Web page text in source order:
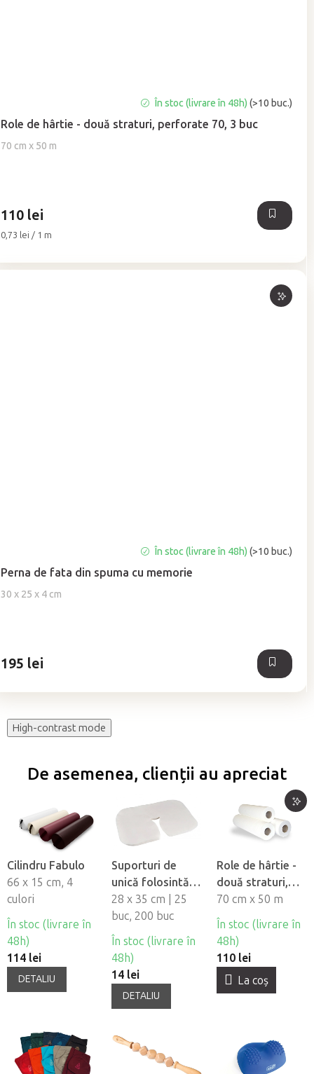
Role de hârtie - două straturi, perforate 70, 3 buc
70 cm x 50 m
medie
a
produsului
stele.
În stoc (livrare în 48h)(>10 buc.)
110 lei
Evaluare
0,73 lei / 1 m
Perna de fata din spuma cu memorie
30 x 25 x 4 cm
a
produsului
stele.
În stoc (livrare în 48h)(>10 buc.)
195 lei
High-contrast mode
De asemenea, clienții au apreciat
Cilindru Fabulo
66 x 15 cm, 4
culori
În stoc (livrare în
48h)
114 lei
DETALIU
Suporturi de
unică folosintă
pentru tetieră
din material
netesut Fabulo
28 x 35 cm | 25
buc, 200 buc
În stoc (livrare în
48h)
14 lei
DETALIU
Role de hârtie -
două straturi,
perforate 70, 3
buc
70 cm x 50 m
În stoc (livrare în
48h)
110 lei
La coş